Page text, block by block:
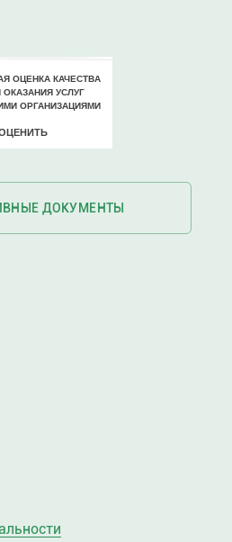
ДОКУМЕНТЫ